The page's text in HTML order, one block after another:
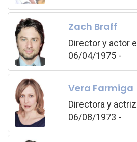
Zach Braff
Director y actor
06/04/1975 -
Vera Farmiga
Directora y
06/08/1973 -